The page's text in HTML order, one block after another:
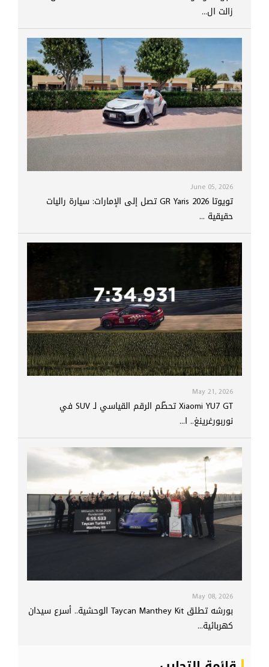
زالت ال...
June 05, 2026
تويوتا GR Yaris 2026 تصل إلى الإمارات: سيارة راليات
حقيقية ...
May 21, 2026
Xiaomi YU7 GT تحطّم الرقم القياسي لـ SUV في
نوربورغرينغ.. ا...
May 08, 2026
بورشه تطلق Taycan Manthey Kit الوحشية.. أسرع سيدان
كهربائية...